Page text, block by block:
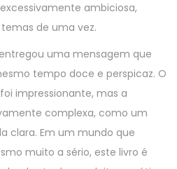
ambiciosa,
de uma vez.
uma mensagem que
tempo doce e perspicaz. O
impressionante, mas a
complexa, como um
clara. Em um mundo que
muito a sério, este livro é